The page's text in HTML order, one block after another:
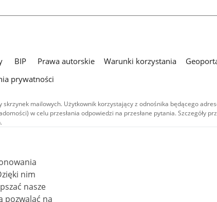
BIP Prawa autorskie Warunki korzystania
prywatności
mailowych. Użytkownik korzystający z odnośnika będącego
w celu przesłania odpowiedzi na przesłane pytania. Szczegóły
treści audiowizualnych), są
autorstwa - na tych samych
w tym zdjęcia, materiały audio i wideo,
uznanie autorstwa użycie niekomercyjne -
nie jest to stwierdzone inaczej.
nasze